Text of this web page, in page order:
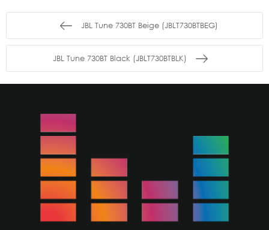
JBL Tune 730BT Beige (JBLT730BTBEG)
JBL Tune 730BT Black (JBLT730BTBLK)